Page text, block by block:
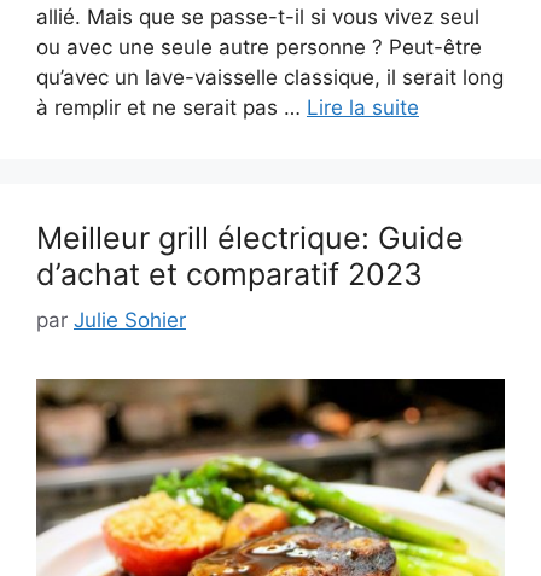
allié. Mais que se passe-t-il si vous vivez seul
ou avec une seule autre personne ? Peut-être
qu’avec un lave-vaisselle classique, il serait long
à remplir et ne serait pas … Lire la suite
Meilleur grill électrique: Guide
d’achat et comparatif 2023
par Julie Sohier